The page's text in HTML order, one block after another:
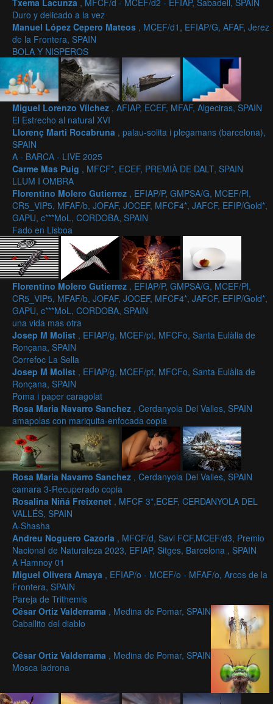
Txema Lacunza , MFCF/d - MCEF/d2 - EFIAP, Sabadell, SPAIN
Duro y delicado a la vez
Manuel López Cepero Mateos , MCEF/d1, EFIAP/G, AFAF, Jerez
de la Frontera, SPAIN
BOLA Y NISPEROS
Miguel Lorenzo Vílchez , AFIAP, ECEF, MFAF, Algeciras, SPAIN
El Estrecho al natural XVI
Llorenç Marti Rocabruna , palau-solita i plegamans (barcelona),
SPAIN
A - BARCA - LIVE 2025
Carme Mas Puig , MFCF*, ECEF, PREMIÀ DE DALT, SPAIN
LLUM I OMBRA
Florentino Molero Gutierrez , EFIAP/P, GMPSA/G, MCEF/Pl,
CR5_VIP5, MFAF/b, JOFAF, JOCEF, MFCF4*, JAFCF, EFIP/Gold*,
GAPU, c***MoL, CORDOBA, SPAIN
Fado en Lisboa
Florentino Molero Gutierrez , EFIAP/P, GMPSA/G, MCEF/Pl,
CR5_VIP5, MFAF/b, JOFAF, JOCEF, MFCF4*, JAFCF, EFIP/Gold*,
GAPU, c***MoL, CORDOBA, SPAIN
una vida mas otra
Josep M Molist , EFIAP/g, MCEF/pt, MFCFo, Santa Eulàlia de
Ronçana, SPAIN
Correfoc La Sella
Josep M Molist , EFIAP/g, MCEF/pt, MFCFo, Santa Eulàlia de
Ronçana, SPAIN
Poma i paper caragolat
Rosa Maria Navarro Sanchez , Cerdanyola Del Valles, SPAIN
amapolas con mariquita-enfocada copia
Rosa Maria Navarro Sanchez , Cerdanyola Del Valles, SPAIN
camara 3-Recuperado copia
Rosalina Niñá Freixenet , MFCF 3*,ECEF, CERDANYOLA DEL
VALLÉS, SPAIN
A-Shasha
Andreu Noguero Cazorla , MFCF/d, Savi FCF,MCEF/d3, Premio
Nacional de Naturaleza 2023, EFIAP, Sitges, Barcelona , SPAIN
A Hamnoy 01
Miguel Olivera Amaya , EFIAP/o - MCEF/o - MFAF/o, Arcos de la
Frontera, SPAIN
Pareja de Trithemis
César Ortiz Valderrama , Medina de Pomar, SPAIN
Caballito del diablo
César Ortiz Valderrama , Medina de Pomar, SPAIN
Mosca ladrona